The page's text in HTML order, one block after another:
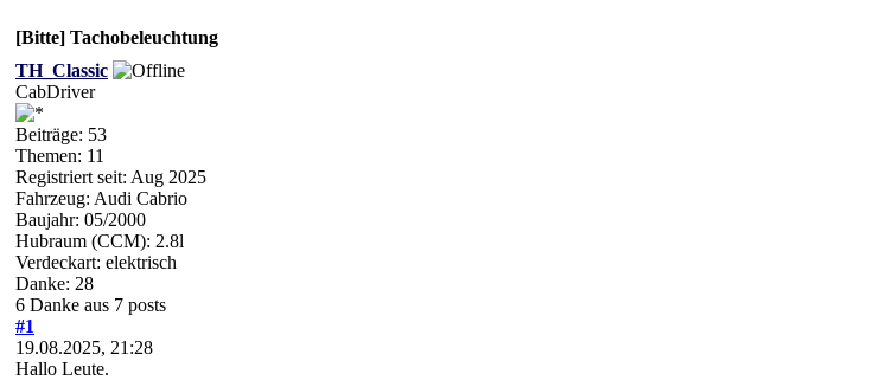
[Bitte] Tachobeleuchtung
TH_Classic
CabDriver
Beiträge: 53
Themen: 11
Registriert seit: Aug 2025
Fahrzeug: Audi Cabrio
Baujahr: 05/2000
Hubraum (CCM): 2.8l
Verdeckart: elektrisch
Danke: 28
6 Danke aus 7 posts
#1
19.08.2025, 21:28
Hallo Leute.